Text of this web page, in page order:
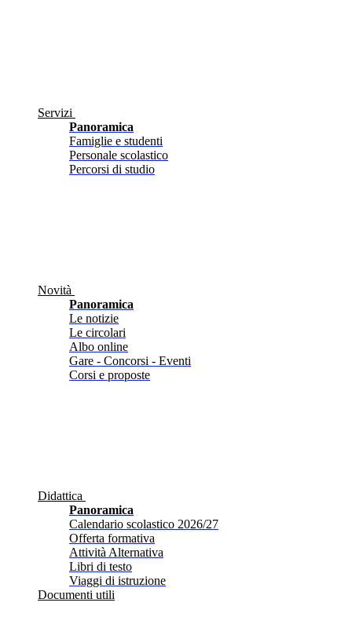
Servizi
Panoramica
Famiglie e studenti
Personale scolastico
Percorsi di studio
Novità
Panoramica
Le notizie
Le circolari
Albo online
Gare - Concorsi - Eventi
Corsi e proposte
Didattica
Panoramica
Calendario scolastico 2026/27
Offerta formativa
Attività Alternativa
Libri di testo
Viaggi di istruzione
Documenti utili